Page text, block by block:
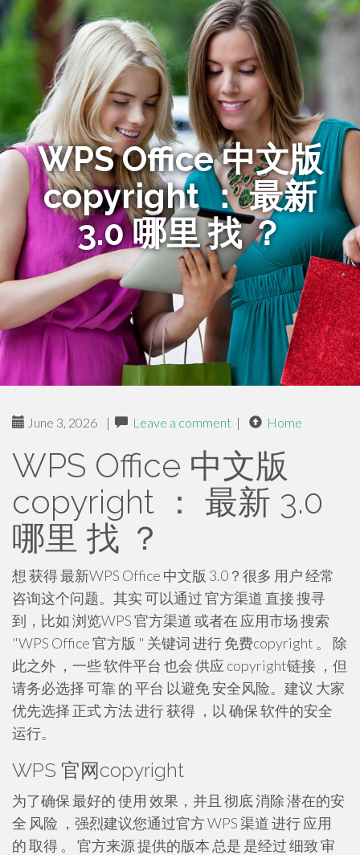
WPS Office 中文版
copyright ： 最新
3.0 哪里 找 ？
June 3, 2026 | Leave a comment | Home
WPS Office 中文版
copyright ： 最新 3.0
哪里 找 ？
想 获得 最新WPS Office 中文版 3.0？很多 用户 经常
咨询这个问题。其实 可以通过 官方渠道 直接 搜寻
到，比如 浏览WPS 官方渠道 或者在 应用市场 搜索
"WPS Office 官方版 " 关键词 进行 免费copyright 。 除
此之外 ，一些 软件平台 也会 供应 copyright链接 ，但
请务必选择 可靠 的 平台 以避免 安全风险。建议 大家
优先选择 正式 方法 进行 获得 ，以 确保 软件的安全
运行。
WPS 官网copyright
为了确保 最好的 使用 效果，并且 彻底 消除 潜在的安
全 风险 ，强烈建议您通过官方 WPS 渠道 进行 应用
的 取得 。 官方来源 提供的版本 总是 是经过 细致 审